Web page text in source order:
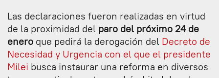
Las declaraciones fueron realizadas en virtud
de la proximidad del paro del próximo 24 de
enero que pedirá la derogación del Decreto de
Necesidad y Urgencia con el que el presidente
Milei busca instaurar una reforma en diversos